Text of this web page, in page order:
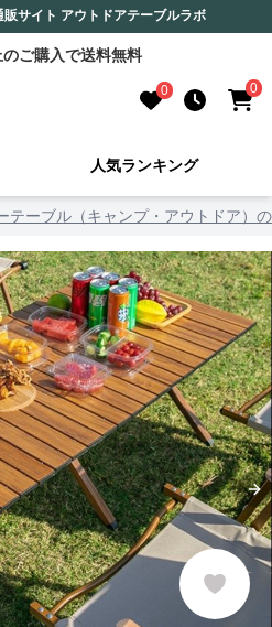
サイト アウトドアテーブルラボ
ご購入で送料無料
0 0
人気ランキング
テーブル（キャンプ・アウトドア）